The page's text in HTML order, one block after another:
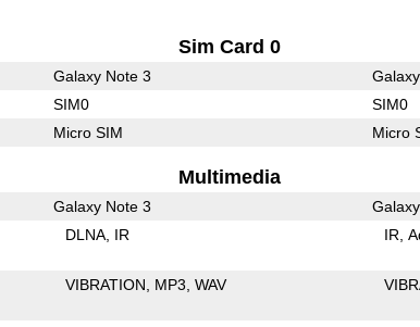
Sim Card 0
Galaxy Note 3
SIM0 SIM0
Micro SIM Micro
Multimedia
Galaxy Note 3
DLNA IR IR
VIBRATION MP3 WAV